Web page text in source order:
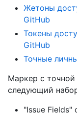
Жетоны
GitHub
Токены
GitHub
Точные
Маркер с
следующий
"Issue Fields"